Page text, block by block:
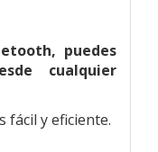
puedes
cualquier
fácil y eficiente.